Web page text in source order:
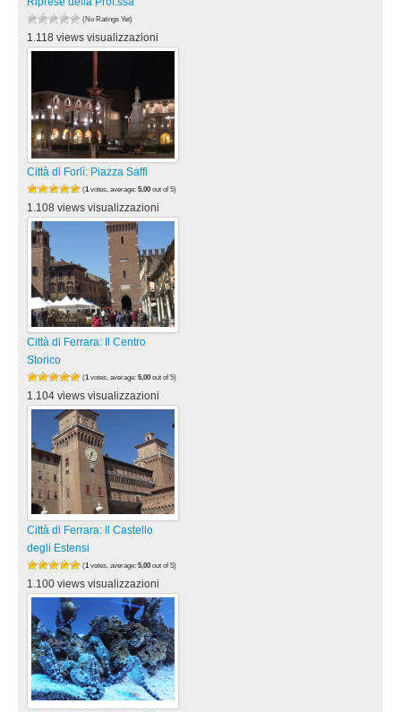
(No Ratings Yet)
1.118 views visualizzazioni
Città di Forlì: Piazza Saffi
(1 votes, average: 5,00 out of 5)
1.108 views visualizzazioni
Città di Ferrara: Il Centro
Storico
(1 votes, average: 5,00 out of 5)
1.104 views visualizzazioni
Città di Ferrara: Il Castello
degli Estensi
(1 votes, average: 5,00 out of 5)
1.100 views visualizzazioni